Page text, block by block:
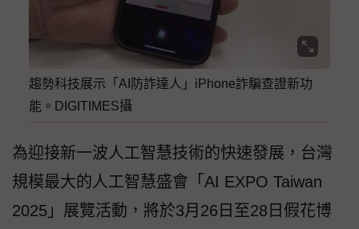
趨勢科技展示「AI防詐達人」iPhone詐騙查證新功
能。DIGITIMES攝
為迎接新一波人工智慧技術的快速發展，台灣
規模最大的人工智慧盛會「AI EXPO Taiwan
2025」展覽活動，將於3月26日至28日假花博